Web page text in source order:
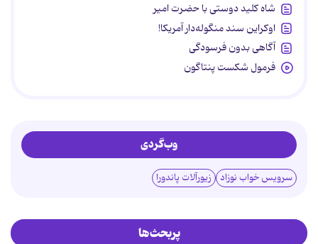
شاه کلید دوستی با حضرت امیر
اوکراین سند منگوله‌دار آمریکا!
آگاهی بدون فرسودگی
فرمول شکست پنتاگون
وب‌گردی
سرویس خواب نوزاد زیورآلات پاندورا
پربحث‌ها